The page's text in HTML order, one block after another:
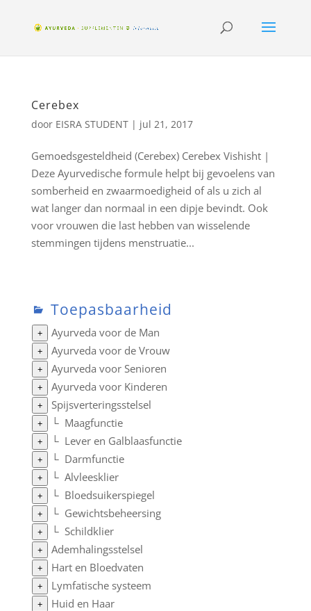
Cerebex
door EISRA STUDENT| jul 21, 2017
Gemoedsgesteldheid (Cerebex) Cerebex Vishisht |
Deze Ayurvedische formule helpt bij gevoelens van
somberheid en zwaarmoedigheid of als u zich al
wat langer dan normaal in een dipje bevindt. Ook
voor vrouwen die last hebben van wisselende
stemmingen tijdens menstruatie...
Toepasbaarheid
+ Ayurveda voor de Man
+ Ayurveda voor de Vrouw
+ Ayurveda voor Senioren
+ Ayurveda voor Kinderen
+ Spijsverteringsstelsel
+ └ Maagfunctie
+ └ Lever en Galblaasfunctie
+ └ Darmfunctie
+ └ Alvleesklier
+ └ Bloedsuikerspiegel
+ └ Gewichtsbeheersing
+ └ Schildklier
+ Ademhalingsstelsel
+ Hart en Bloedvaten
+ Lymfatische systeem
+ Huid en Haar